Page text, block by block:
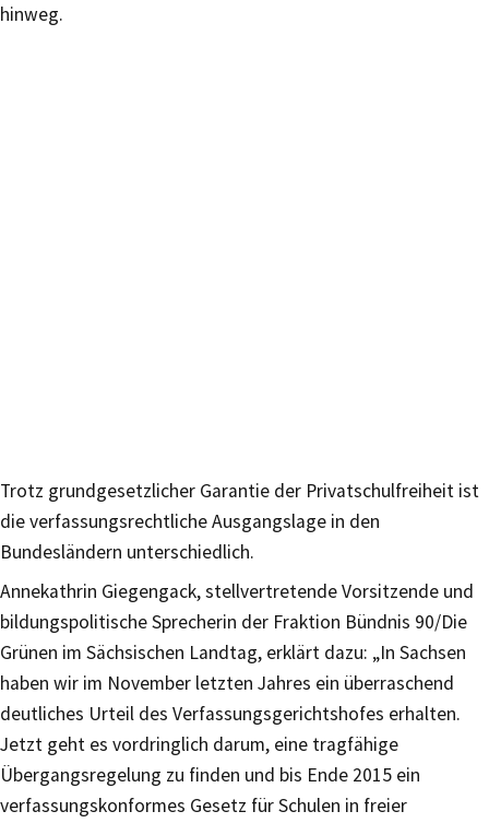
hinweg.
Trotz grundgesetzlicher Garantie der Privatschulfreiheit ist
die verfassungsrechtliche Ausgangslage in den
Bundesländern unterschiedlich.
Annekathrin Giegengack, stellvertretende Vorsitzende und
bildungspolitische Sprecherin der Fraktion Bündnis 90/Die
Grünen im Sächsischen Landtag, erklärt dazu: „In Sachsen
haben wir im November letzten Jahres ein überraschend
deutliches Urteil des Verfassungsgerichtshofes erhalten.
Jetzt geht es vordringlich darum, eine tragfähige
Übergangsregelung zu finden und bis Ende 2015 ein
verfassungskonformes Gesetz für Schulen in freier